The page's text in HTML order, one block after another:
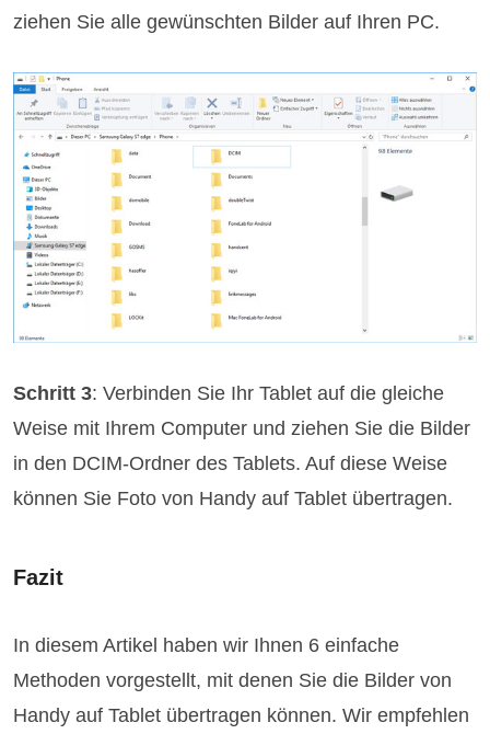
ziehen Sie alle gewünschten Bilder auf Ihren PC.
Schritt 3: Verbinden Sie Ihr Tablet auf die gleiche
Weise mit Ihrem Computer und ziehen Sie die Bilder
in den DCIM-Ordner des Tablets. Auf diese Weise
können Sie Foto von Handy auf Tablet übertragen.
Fazit
In diesem Artikel haben wir Ihnen 6 einfache
Methoden vorgestellt, mit denen Sie die Bilder von
Handy auf Tablet übertragen können. Wir empfehlen